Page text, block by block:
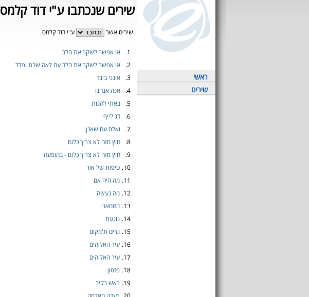
ראשי
שירים
שירים שנכתבו ע"י דוד קלמס
שירים אשר ע"י דוד קלמס
1.
אי אפשר לשקר את הלב
2.
אי אפשר לשקר את הלב עם לאה שבת ופלד
3.
אינני בוגד
4.
אנה אנחנו
5.
באתי להנות
6.
דג לייף
7.
ואלס עם שאנן
8.
חוץ מזה לא צריך כלום
9.
חוץ מזה לא צריך כלום - בהופעה
10. טיפות של אור
11. מה היה אם
12. מה נעשה
13. מזומאני
14. נוגעת
15. נרים ת'מקום
16. עיר האלוהים
17. עיר האלוהים
18. פזמון
19. ראש בקיר